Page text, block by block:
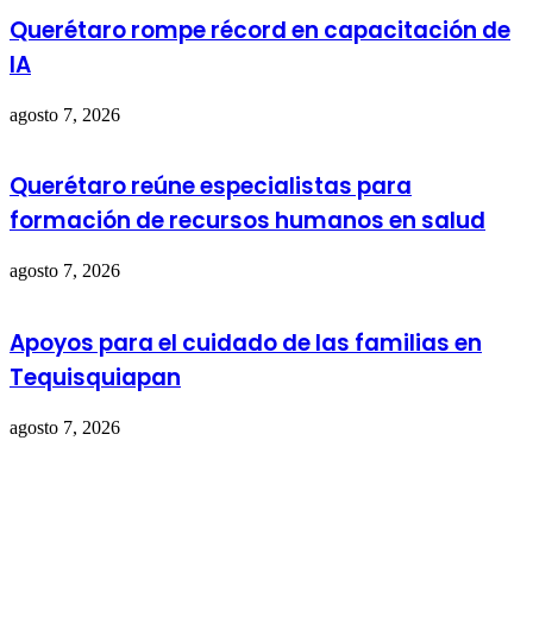
Querétaro rompe récord en capacitación de
IA
agosto 7, 2026
Querétaro reúne especialistas para
formación de recursos humanos en salud
agosto 7, 2026
Apoyos para el cuidado de las familias en
Tequisquiapan
agosto 7, 2026